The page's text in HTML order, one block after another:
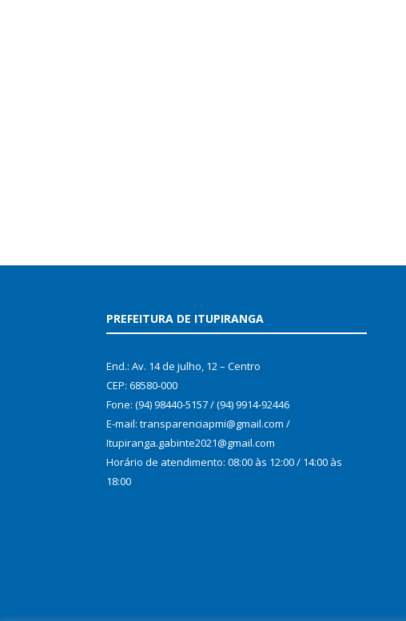
PREFEITURA DE ITUPIRANGA
End.: Av. 14 de julho, 12 – Centro
CEP: 68580-000
Fone: (94) 98440-5157 / (94) 9914-92446
E-mail: transparenciapmi@gmail.com /
Itupiranga.gabinte2021@gmail.com
Horário de atendimento: 08:00 às 12:00 / 14:00 às
18:00